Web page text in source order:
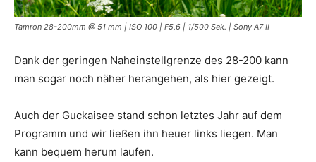
Tamron 28-200mm @ 51 mm | ISO 100 | F5,6 | 1/500 Sek. | Sony A7 II
Dank der geringen Naheinstellgrenze des 28-200 kann
man sogar noch näher herangehen, als hier gezeigt.
Auch der Guckaisee stand schon letztes Jahr auf dem
Programm und wir ließen ihn heuer links liegen. Man
kann bequem herum laufen.